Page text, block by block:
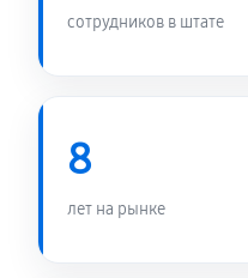
сотрудников в штате
8
лет на рынке